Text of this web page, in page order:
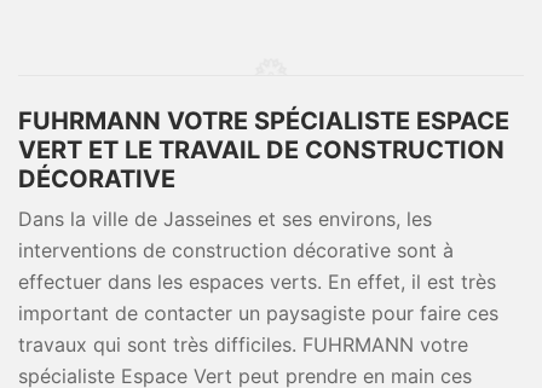
FUHRMANN VOTRE SPÉCIALISTE ESPACE
VERT ET LE TRAVAIL DE CONSTRUCTION
DÉCORATIVE
Dans la ville de Jasseines et ses environs, les
interventions de construction décorative sont à
effectuer dans les espaces verts. En effet, il est très
important de contacter un paysagiste pour faire ces
travaux qui sont très difficiles. FUHRMANN votre
spécialiste Espace Vert peut prendre en main ces